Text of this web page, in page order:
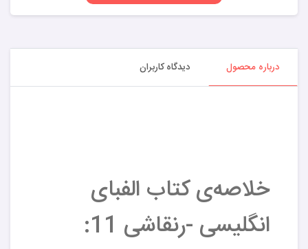
درباره محصول دیدگاه کاربران
خلاصه‌ی کتاب الفبای
انگلیسی -رنقاشی 11: